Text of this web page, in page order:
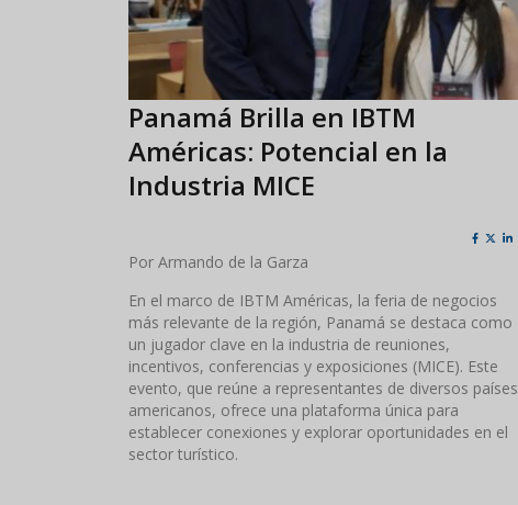
Panamá Brilla en IBTM
Américas: Potencial en la
Industria MICE
Por Armando de la Garza
En el marco de IBTM Américas, la feria de negocios
más relevante de la región, Panamá se destaca como
un jugador clave en la industria de reuniones,
incentivos, conferencias y exposiciones (MICE). Este
evento, que reúne a representantes de diversos países
americanos, ofrece una plataforma única para
establecer conexiones y explorar oportunidades en el
sector turístico.